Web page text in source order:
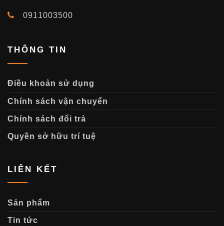
0911003500
THÔNG TIN
Điều khoản sử dụng
Chính sách vận chuyển
Chính sách đổi trả
Quyền sở hữu trí tuệ
LIÊN KẾT
Sản phẩm
Tin tức